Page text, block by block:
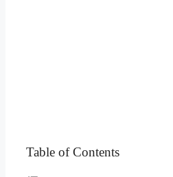
Table of Contents